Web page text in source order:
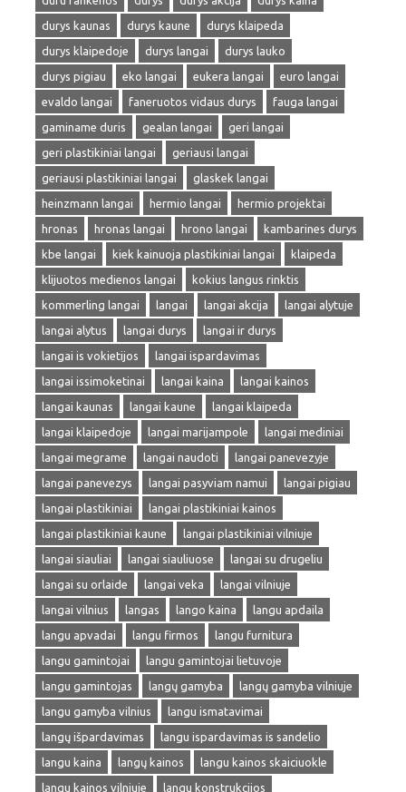
durys kaunas
durys kaune
durys klaipeda
durys klaipedoje
durys langai
durys lauko
durys pigiau
eko langai eukera langai
euro langai
evaldo langai
faneruotos vidaus durys
fauga langai
gaminame duris
gealan langai
geri langai
geri plastikiniai langai
geriausi langai
geriausi plastikiniai langai
glaskek langai
heinzmann langai
hermio langai
hermio projektai
hronas
hronas langai hrono langai
kambarines durys
kbe langai
kiek kainuoja plastikiniai langai
klaipeda
klijuotos medienos langai
kokius langus rinktis
kommerling langai
langai langai akcija
langai alytuje
langai alytus
langai durys
langai ir durys
langai is vokietijos
langai ispardavimas
langai issimoketinai
langai kaina
langai kainos
langai kaunas
langai kaune
langai klaipeda
langai klaipedoje
langai marijampole
langai mediniai
langai megrame
langai naudoti
langai panevezyje
langai panevezys
langai pasyviam namui
langai pigiau
langai plastikiniai
langai plastikiniai kainos
langai plastikiniai kaune
langai plastikiniai vilniuje
langai siauliai
langai siauliuose
langai su drugeliu
langai su orlaide
langai veka
langai vilniuje
langai vilnius
langas lango kaina
langu apdaila
langu apvadai
langu firmos
langu furnitura
langu gamintojai
langu gamintojai lietuvoje
langu gamintojas
langų gamyba
langų gamyba vilniuje
langu gamyba vilnius
langu ismatavimai
langų išpardavimas
langu ispardavimas is sandelio
langu kaina
langų kainos
langu kainos skaiciuokle
langu kainos vilniuje
langu konstrukcijos